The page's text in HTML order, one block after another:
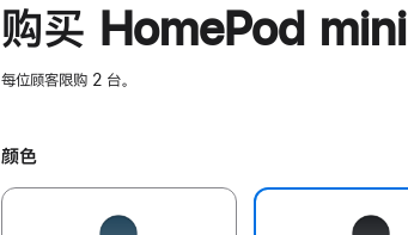
购买 HomePod mini
每位顾客限购 2 台。
颜色